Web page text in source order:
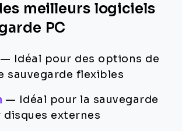
meilleurs logiciels
PC
—
Idéal pour des options de
sauvegarde flexibles
—
Idéal pour la sauvegarde
externes